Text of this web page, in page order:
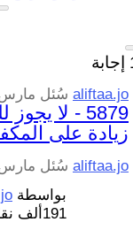
إجابة
aliftaa.jo سُئل مارس 24،
5879 - لا
زيادة على
aliftaa.jo سُئل مارس 24،
بواسطة
191ألف